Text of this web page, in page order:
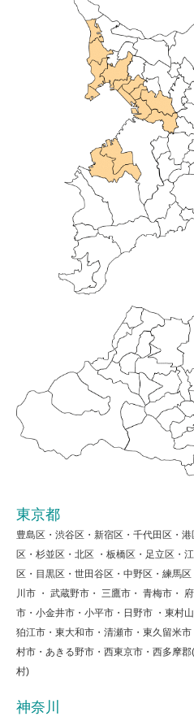
東京都
豊島区・渋谷区・新宿区・千代田区・
区・杉並区・北区 ・板橋区・足立区・
区・目黒区・世田谷区・中野区・練馬
川市 ・ 武蔵野市・ 三鷹市・ 青梅市・
市・小金井市・小平市・日野市 ・東村
狛江市・東大和市・清瀬市・東久留米
村市・あきる野市・西東京市・西多摩
村)
神奈川